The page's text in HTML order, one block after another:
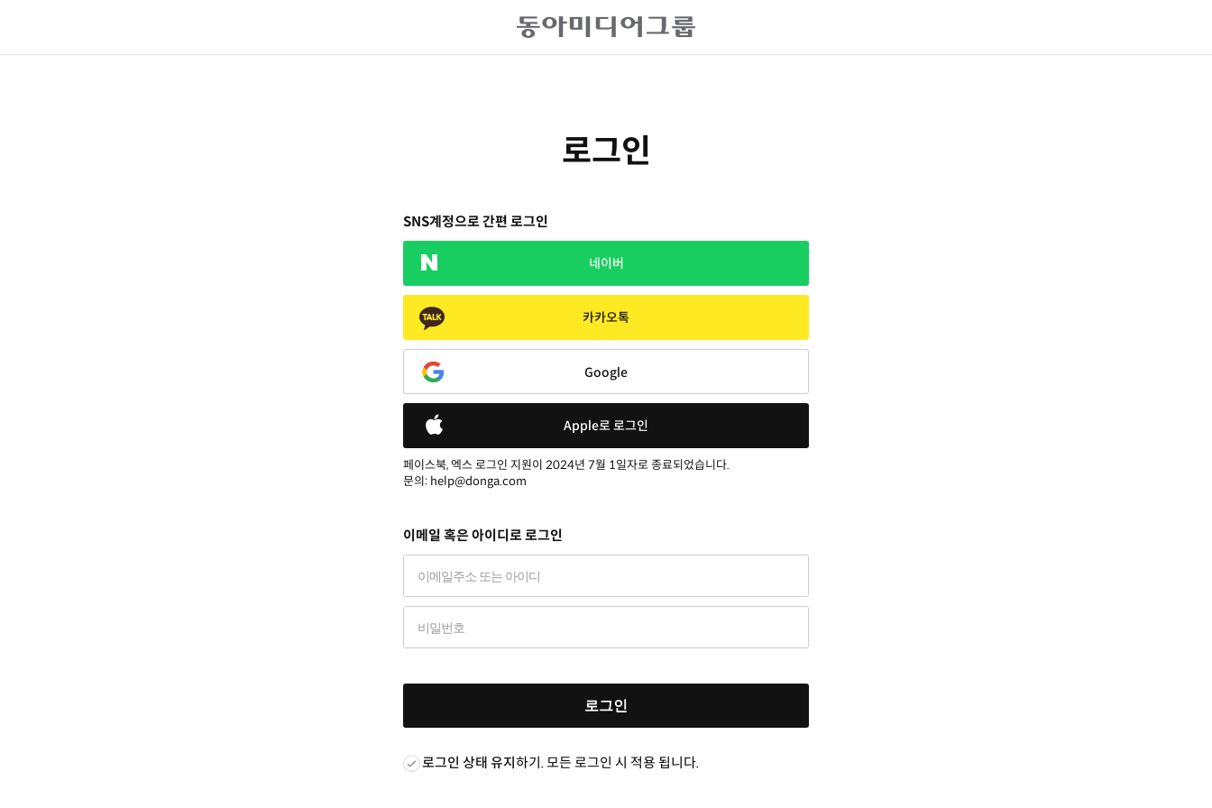
로그인
SNS계정으로 간편 로그인
네이버
카카오톡
Google
Apple로 로그인
페이스북, 엑스 로그인 지원이 2024년 7월 1일자로 종료되었습니다.
문의: help@donga.com
이메일 혹은 아이디로 로그인
로그인
로그인 상태 유지하기. 모든 로그인 시 적용 됩니다.